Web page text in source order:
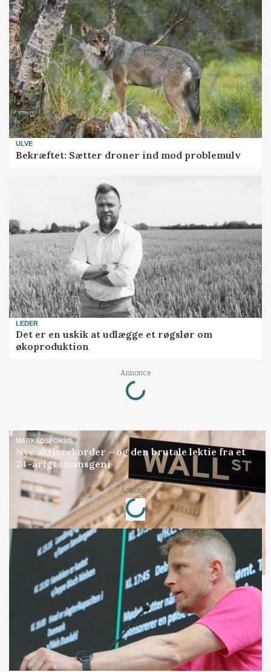
ULVE
Bekræftet: Sætter droner ind mod problemulv
LEDER
Det er en uskik at udlægge et røgslør om
økoproduktion
Annonce
Loading...
MARKEDSFOKUS
Nye aktierekorder – og den brutale lektie fra et
24-årigt finansgeni
Annonce
Loading...